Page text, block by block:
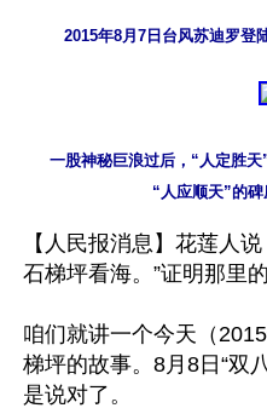
2015年8月7日台风苏迪罗登
一股神秘巨浪过后，“人定胜天
“人应顺天”的碑
【人民报消息】花莲人
石梯坪看海。”证明那里
咱们就讲一个今天（
梯坪的故事。8月8日“双
是说对了。